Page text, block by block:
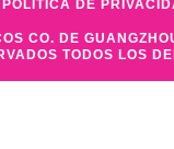
CO. DE
TODOS LOS
POLÍTICA DE